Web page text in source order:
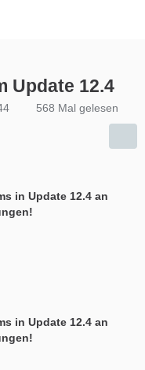
Update 12.4
568 Mal gelesen
in Update 12.4 an
in Update 12.4 an